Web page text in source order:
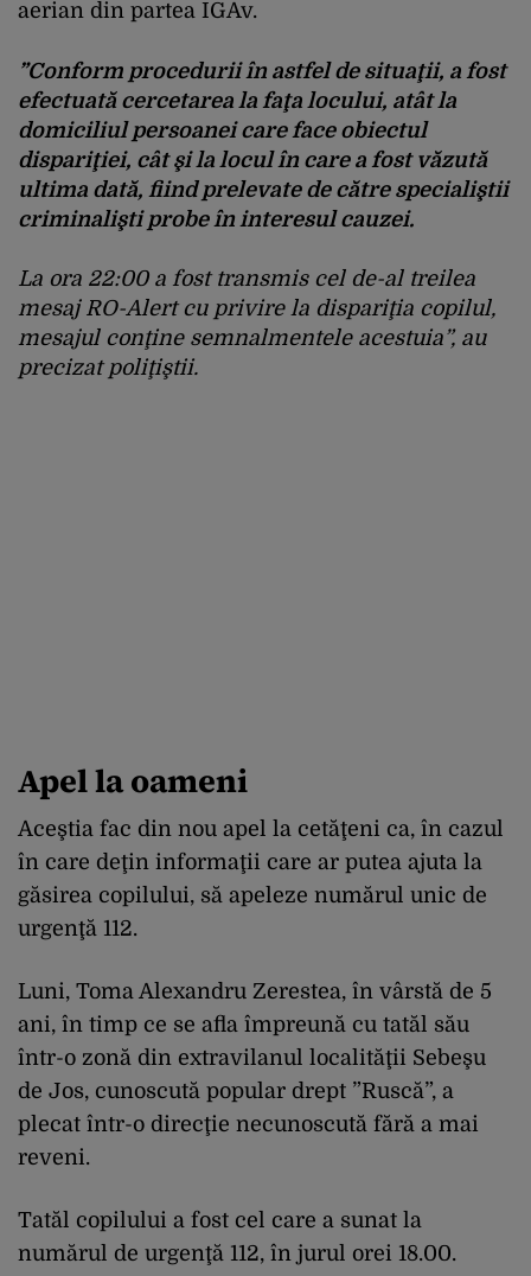
aerian din partea IGAv.
”Conform procedurii în astfel de situaţii, a fost
efectuată cercetarea la faţa locului, atât la
domiciliul persoanei care face obiectul
dispariţiei, cât şi la locul în care a fost văzută
ultima dată, fiind prelevate de către specialiştii
criminalişti probe în interesul cauzei.
La ora 22:00 a fost transmis cel de-al treilea
mesaj RO-Alert cu privire la dispariţia copilul,
mesajul conţine semnalmentele acestuia”, au
precizat poliţiştii.
Apel la oameni
Aceştia fac din nou apel la cetăţeni ca, în cazul
în care deţin informaţii care ar putea ajuta la
găsirea copilului, să apeleze numărul unic de
urgenţă 112.
Luni, Toma Alexandru Zerestea, în vârstă de 5
ani, în timp ce se afla împreună cu tatăl său
într-o zonă din extravilanul localităţii Sebeşu
de Jos, cunoscută popular drept ”Ruscă”, a
plecat într-o direcţie necunoscută fără a mai
reveni.
Tatăl copilului a fost cel care a sunat la
numărul de urgenţă 112, în jurul orei 18.00.